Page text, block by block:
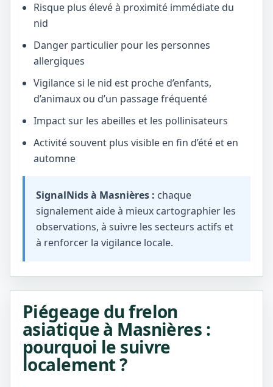
Risque plus élevé à proximité immédiate du
nid
Danger particulier pour les personnes
allergiques
Vigilance si le nid est proche d’enfants,
d’animaux ou d’un passage fréquenté
Impact sur les abeilles et les pollinisateurs
Activité souvent plus visible en fin d’été et en
automne
SignalNids à Masnières : chaque
signalement aide à mieux cartographier les
observations, à suivre les secteurs actifs et
à renforcer la vigilance locale.
Piégeage du frelon
asiatique à Masnières :
pourquoi le suivre
localement ?